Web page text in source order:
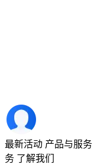
最新活动 产品与服务
务 了解我们